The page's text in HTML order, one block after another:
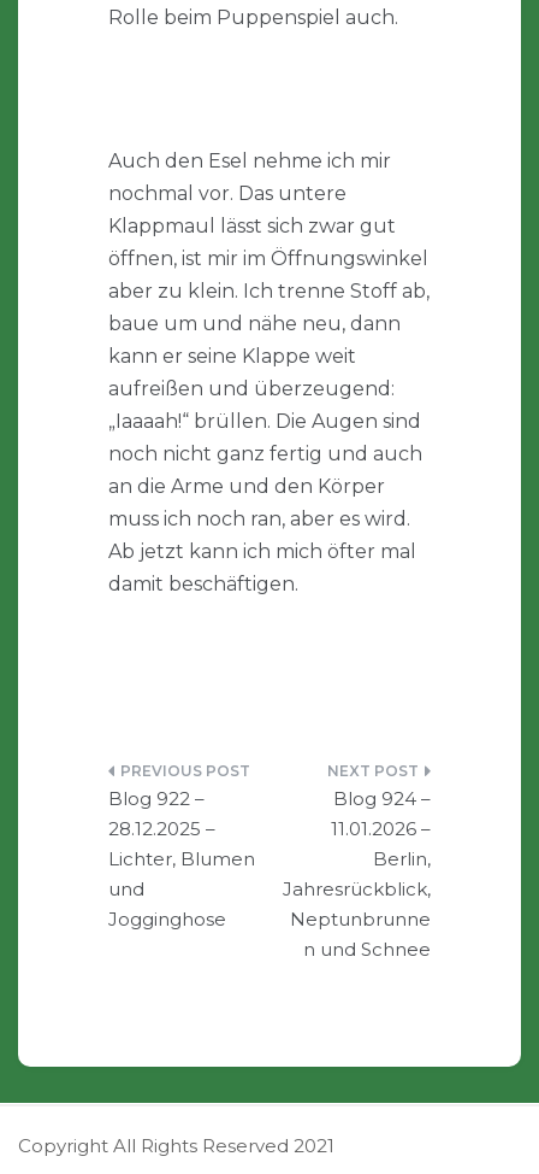
Rolle beim Puppenspiel auch.
Auch den Esel nehme ich mir
nochmal vor. Das untere
Klappmaul lässt sich zwar gut
öffnen, ist mir im Öffnungswinkel
aber zu klein. Ich trenne Stoff ab,
baue um und nähe neu, dann
kann er seine Klappe weit
aufreißen und überzeugend:
„Iaaaah!“ brüllen. Die Augen sind
noch nicht ganz fertig und auch
an die Arme und den Körper
muss ich noch ran, aber es wird.
Ab jetzt kann ich mich öfter mal
damit beschäftigen.
Beitragsnavigation
Blog 922 –
28.12.2025 –
Lichter, Blumen
und
Jogginghose
Blog 924 –
11.01.2026 –
Berlin,
Jahresrückblick,
Neptunbrunne
n und Schnee
Copyright All Rights Reserved 2021